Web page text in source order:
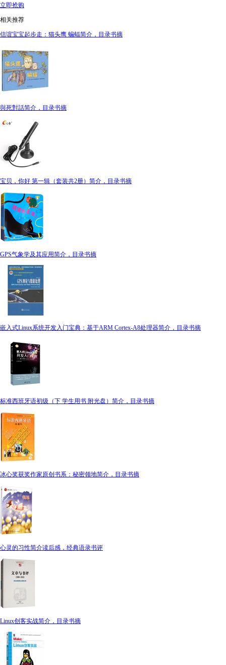
立即抢购
相关推荐
信谊宝宝起步走：猫头鹰 蝙蝠简介，目录书摘
與死對話简介，目录书摘
宝贝，你好 第一辑（套装共2册）简介，目录书摘
GPS气象学及其应用简介，目录书摘
嵌入式Linux系统开发入门宝典：基于ARM Cortex-A8处理器简介，目录书摘
标准西班牙语初级（下 学生用书 附光盘）简介，目录书摘
冰心奖获奖作家原创书系：秘密领地简介，目录书摘
心灵的习性简介读后感，经典语录书评
Linux创客实战简介，目录书摘